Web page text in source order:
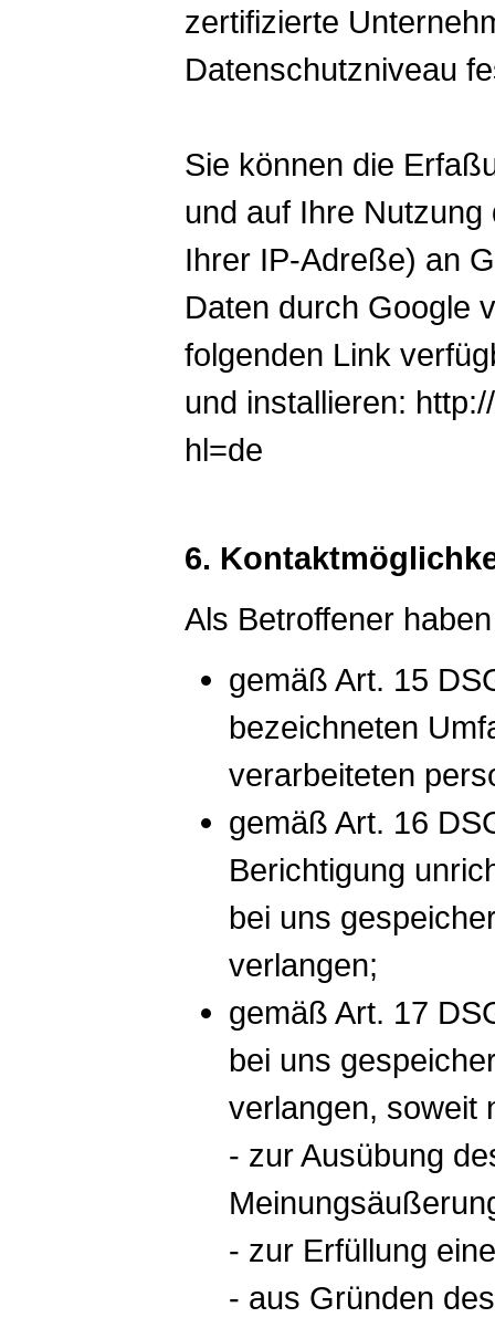
zertifizierte
Datenschutzniveau
Sie können die
und auf Ihre
Ihrer IP-Adreße) an
Daten durch Google
folgenden Link
und installieren:
hl=de
6.
Als Betroffener
gemäß Art. 15
bezeichneten
verarbeiteten
gemäß Art. 16
Berichtigung
bei uns
verlangen;
gemäß Art. 17
bei uns
verlangen, soweit
- zur Ausübung
- zur Erfüllung
- aus Gründen